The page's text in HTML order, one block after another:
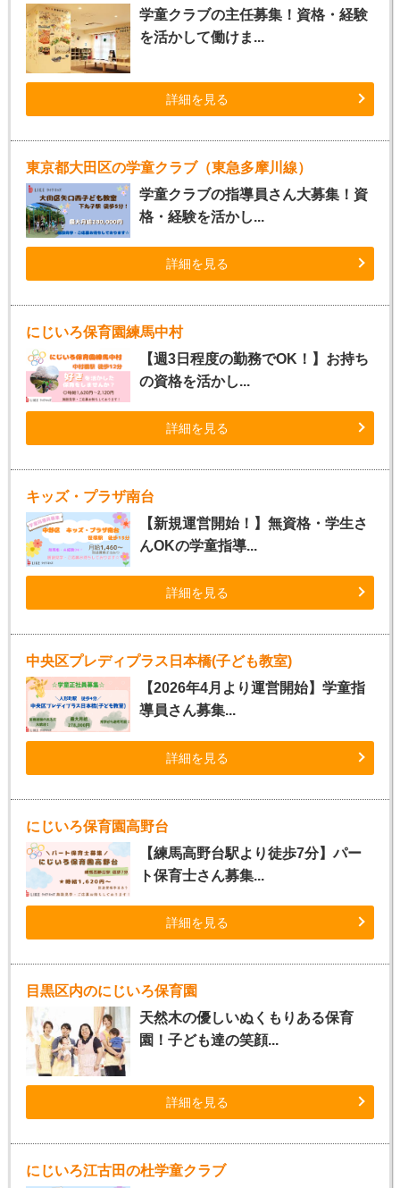
学童クラブの主任募集！資格・経験
を活かして働けま...
詳細を見る
東京都大田区の学童クラブ（東急多摩川線）
学童クラブの指導員さん大募集！資
格・経験を活かし...
詳細を見る
にじいろ保育園練馬中村
【週3日程度の勤務でOK！】お持ち
の資格を活かし...
詳細を見る
キッズ・プラザ南台
【新規運営開始！】無資格・学生さ
んOKの学童指導...
詳細を見る
中央区プレディプラス日本橋(子ども教室)
【2026年4月より運営開始】学童指
導員さん募集...
詳細を見る
にじいろ保育園高野台
【練馬高野台駅より徒歩7分】パー
ト保育士さん募集...
詳細を見る
目黒区内のにじいろ保育園
天然木の優しいぬくもりある保育
園！子ども達の笑顔...
詳細を見る
にじいろ江古田の杜学童クラブ